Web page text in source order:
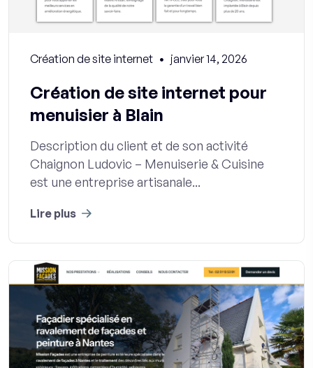
Création de site internet janvier 14, 2026
Création de site internet pour
menuisier à Blain
Description du client et de son activité
Chaignon Ludovic – Menuiserie & Cuisine
est une entreprise artisanale...
Lire plus